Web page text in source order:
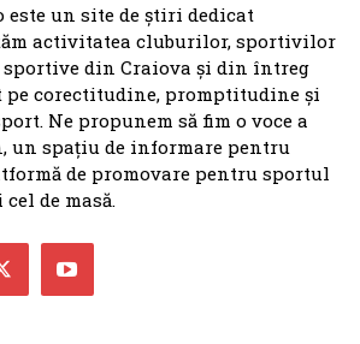
este un site de știri dedicat
activitatea cluburilor, sportivilor
din Craiova și din întreg
pe corectitudine, promptitudine și
Ne propunem să fim o voce a
un spațiu de informare pentru
de promovare pentru sportul
de masă.